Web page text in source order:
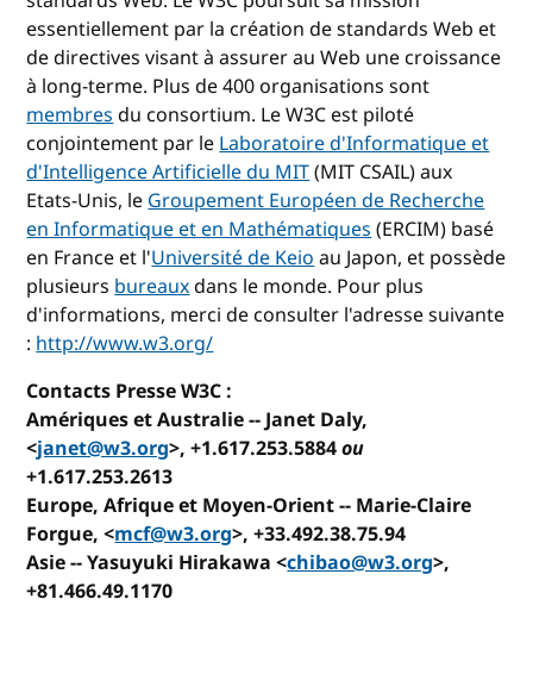
essentiellement par la création de standards Web et
de directives visant à assurer au Web une croissance
à long-terme. Plus de 400 organisations sont
membresdu consortium. Le W3C est piloté
conjointement par leLaboratoire d'Informatique et
d'Intelligence Artificielle du MIT(MIT CSAIL) aux
Etats-Unis, leGroupement Européen de Recherche
en Informatique et en Mathématiques(ERCIM) basé
en France et l'Université de Keioau Japon, et possède
plusieursbureauxdans le monde. Pour plus
d'informations, merci de consulter l'adresse suivante
:http://www.w3.org/
Contacts Presse W3C :
Amériques et Australie-- Janet Daly,
<janet@w3.org>, +1.617.253.5884ou
+1.617.253.2613
Europe, Afrique et Moyen-Orient-- Marie-Claire
Forgue, <mcf@w3.org>, +33.492.38.75.94
Asie-- Yasuyuki Hirakawa <chibao@w3.org>,
+81.466.49.1170